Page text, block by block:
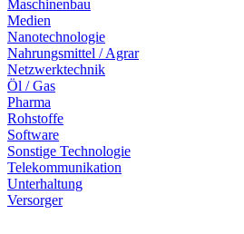
Maschinenbau
Medien
Nanotechnologie
Nahrungsmittel / Agrar
Netzwerktechnik
Öl / Gas
Pharma
Rohstoffe
Software
Sonstige Technologie
Telekommunikation
Unterhaltung
Versorger